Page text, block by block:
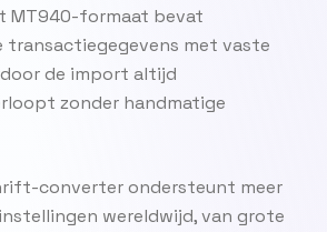
MT940-formaat bevat
transactiegegevens met vaste
de import altijd
zonder handmatige
converter ondersteunt meer
wereldwijd, van grote